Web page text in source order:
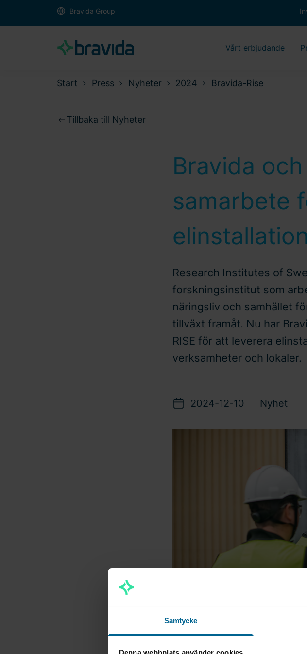
Samtycke
Bravida Group
Vårt erbjudande
Start Press Nyheter 2024 Bravida-Rise
Tillbaka till Nyheter
Bravida
samarbete
Research Institutes of
forskningsinstitut som
näringsliv och samhället
tillväxt framåt. Nu har
RISE för att leverera
verksamheter och lokaler.
2024-12-10 Nyhet
Tidigare har Bravida haft